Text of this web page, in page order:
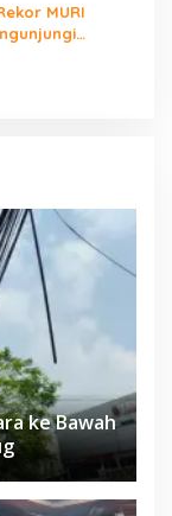
MURI
ke Bawah